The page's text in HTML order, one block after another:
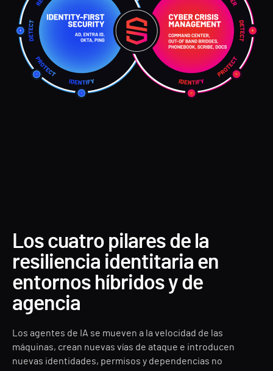
Los cuatro pilares de la
resiliencia identitaria en
entornos híbridos y de
agencia
Los agentes de IA se mueven a la velocidad de las
máquinas, crean nuevas vías de ataque e introducen
nuevas identidades, permisos y dependencias no